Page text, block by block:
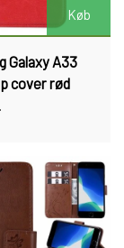
Køb
Galaxy A33
cover rød